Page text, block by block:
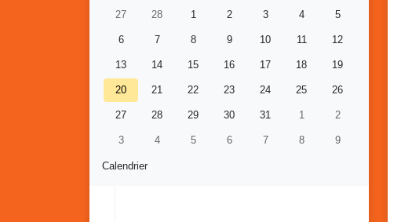
Calendrier
27 28 1 2 3 4 5
6 7 8 9 10 11 12
13 14 15 16 17 18 19
20 21 22 23 24 25 26
27 28 29 30 31 1 2
3 4 5 6 7 8 9